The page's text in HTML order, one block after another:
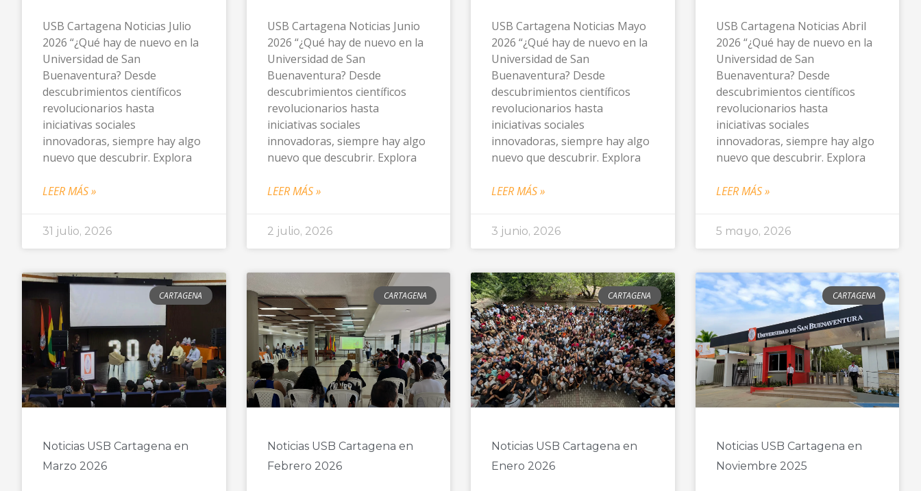
USB Cartagena Noticias Julio
2026 “¿Qué hay de nuevo en la
Universidad de San
Buenaventura? Desde
descubrimientos científicos
revolucionarios hasta
iniciativas sociales
innovadoras, siempre hay algo
nuevo que descubrir. Explora
LEER MÁS »
31 julio, 2026
USB Cartagena Noticias Junio
2026 “¿Qué hay de nuevo en la
Universidad de San
Buenaventura? Desde
descubrimientos científicos
revolucionarios hasta
iniciativas sociales
innovadoras, siempre hay algo
nuevo que descubrir. Explora
LEER MÁS »
2 julio, 2026
USB Cartagena Noticias Mayo
2026 “¿Qué hay de nuevo en la
Universidad de San
Buenaventura? Desde
descubrimientos científicos
revolucionarios hasta
iniciativas sociales
innovadoras, siempre hay algo
nuevo que descubrir. Explora
LEER MÁS »
3 junio, 2026
USB Cartagena Noticias Abril
2026 “¿Qué hay de nuevo en la
Universidad de San
Buenaventura? Desde
descubrimientos científicos
revolucionarios hasta
iniciativas sociales
innovadoras, siempre hay algo
nuevo que descubrir. Explora
LEER MÁS »
5 mayo, 2026
CARTAGENA
Noticias USB Cartagena en
Marzo 2026
CARTAGENA
Noticias USB Cartagena en
Febrero 2026
CARTAGENA
Noticias USB Cartagena en
Enero 2026
CARTAGENA
Noticias USB Cartagena en
Noviembre 2025